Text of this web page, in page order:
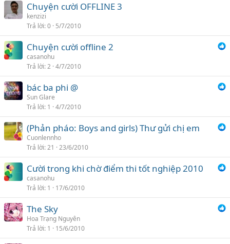
Chuyện cười OFFLINE 3
kenzizi
Trả lời 0 5/7/2010
Chuyện cười offline 2
casanohu
Trả lời 2 4/7/2010
bác ba phi @
Sun Glare
Trả lời 1 4/7/2010
(Phản pháo: Boys and girls) Thư gửi chị em
Cuonlennho
Trả lời 21 23/6/2010
Cười trong khi chờ điểm thi tốt nghiệp 2010
casanohu
Trả lời 1 17/6/2010
The Sky
Hoa Trạng Nguyên
Trả lời 1 15/6/2010